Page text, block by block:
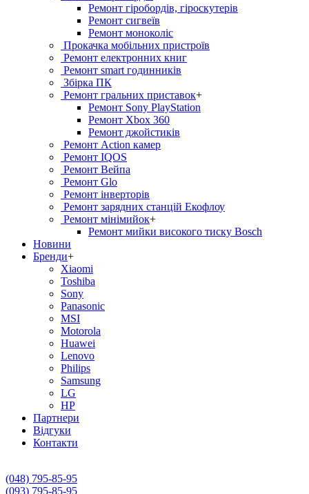
Ремонт гіробордів, гіроскутерів
Ремонт сигвеїв
Ремонт моноколіс
Прокачка мобільних пристроїв
Ремонт електронних книг
Ремонт smart годинників
Збірка ПК
Ремонт гральних приставок+
Ремонт Sony PlayStation
Ремонт Xbox 360
Ремонт джойстиків
Ремонт Action камер
Ремонт IQOS
Ремонт Вейпа
Ремонт Glo
Ремонт інверторів
Ремонт зарядних станцій Екофлоу
Ремонт мiнiмийок+
Ремонт мийки високого тиску Bosch
Новини
Бренди+
Xiaomi
Toshiba
Sony
Panasonic
MSI
Motorola
Huawei
Lenovo
Philips
Samsung
LG
HP
Партнери
Вiдгуки
Контакти
(048) 795-85-95
(093) 795-85-95